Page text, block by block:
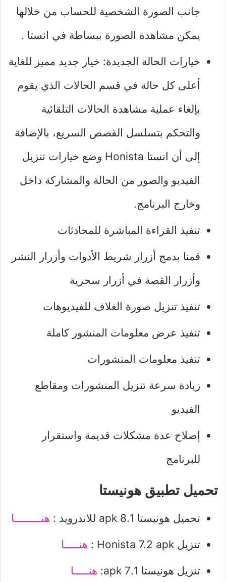
جانب الصورة الشخصية للحساب من خلالها
يمكن مشاهدة الصورة ببساطة في انستا .
خيارات الحالة الجديدة: خيار جديد مميز للغاية
أعلى كل حالة في قسم الحالات الذي يقوم
بإلغاء عملية مشاهدة الحالات التلقائية
والتحكم بتسلسل القصص السريع، بالإضافة
إلى أن انستا Honista وضع خيارات تنزيل
الفيديو والصور من الحالة والمشاركة داخل
وخارج البرنامج.
تنفيذ القراءة المباشرة للمحادثات
قمنا بدمج أزرار شريط الأدوات وأزرار النشر
وأزرار القصة في أزرار سحرية
تنفيذ تنزيل صورة الغلاف للفيديوهات
تنفيذ عرض معلومات المنشور كاملة
تنفيذ معلومات المنشورات
زيادة سرعة تنزيل المنشورات ومقاطع
الفيديو
إصلاح عدة مشكلات قديمة واستقرار
للبرنامج
تحميل تطبيق هونيستا
تحميل هونيستا 8.1 apk للاندرويد : هنـــــــــا
تنزيل Honista 7.2 apk : هنـــــا
تنزيل هونيستا 7.1 apk: هنـــــا